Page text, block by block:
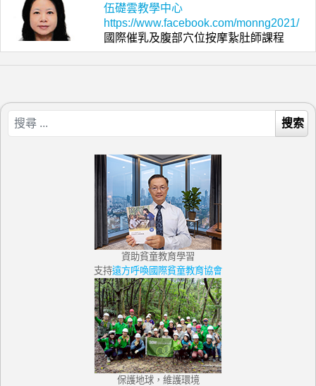
伍礎雲教學中心
https://www.facebook.com/monng2021/
國際催乳及腹部穴位按摩紥肚師課程
搜索
資助貧童教育學習
支持遠方呼喚國際貧童教育協會
保護地球，維護環境